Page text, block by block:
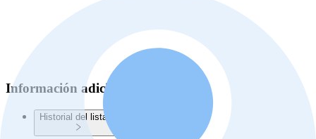
Información adicional
Historial del listado